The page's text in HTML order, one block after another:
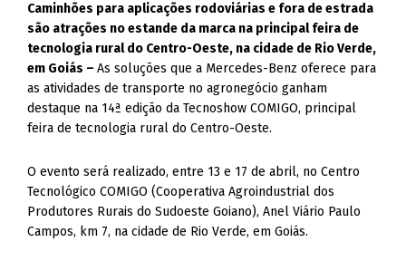
Caminhões para aplicações rodoviárias e fora de estrada
são atrações no estande da marca na principal feira de
tecnologia rural do Centro-Oeste, na cidade de Rio Verde,
em Goiás –As soluções que a Mercedes-Benz oferece para
as atividades de transporte no agronegócio ganham
destaque na 14ª edição da Tecnoshow COMIGO, principal
feira de tecnologia rural do Centro-Oeste.
O evento será realizado, entre 13 e 17 de abril, no Centro
Tecnológico COMIGO (Cooperativa Agroindustrial dos
Produtores Rurais do Sudoeste Goiano), Anel Viário Paulo
Campos, km 7, na cidade de Rio Verde, em Goiás.